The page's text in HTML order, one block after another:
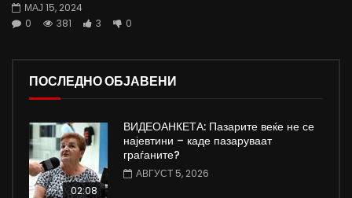
МАЈ 15, 2024
0
381 3 0
ПОСЛЕДНО ОБЈАВЕНИ
02:08
ВИДЕОАНКЕТА: Пазарите веќе не се
најевтини – каде пазаруваат
граѓаните?
АВГУСТ 5, 2026